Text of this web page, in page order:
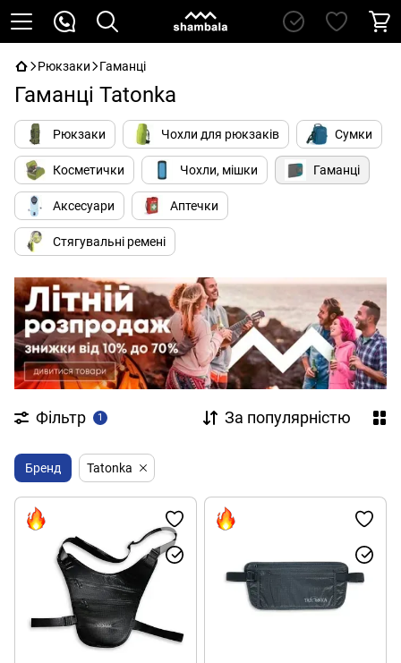
Рюкзаки Гаманці
Гаманці Tatonka
Рюкзаки Чохли для рюкзаків Сумки
Косметички Чохли, мішки Гаманці
Аксесуари Аптечки
Стягувальні ремені
Фільтр 1 За популярністю
Бренд Tatonka